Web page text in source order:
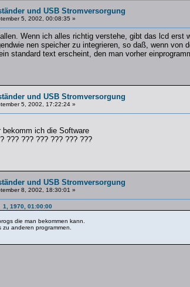
und USB Stromversorgung
5, 2002, 00:08:35 »
Wenn ich alles richtig verstehe, gibt das lcd erst
nen speicher zu integrieren, so daß, wenn von
standard text erscheint, den man vorher
und USB Stromversorgung
5, 2002, 17:22:24 »
bekomm ich die Software
??? ??? ??? ??? ??? ???
und USB Stromversorgung
8, 2002, 18:30:01 »
1970, 01:00:00
die man bekommen kann.
anderen programmen.